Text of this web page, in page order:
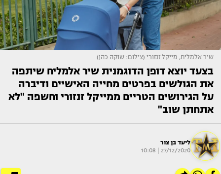
שיר אלמליח, מייקל זנזורי (צילום: שוקה כהן)
בצעד יוצא דופן הדוגמנית שיר אלמליח שיתפה
את הגולשים בפרטים מחייה האישיים ודיברה
על הגירושים הטריים ממייקל זנזורי וחשפה "לא
אתחתן שוב"
ליעד בן צור
27/12/2020 | 10:08